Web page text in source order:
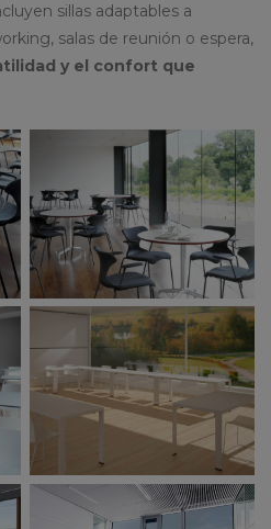
sillas adaptables a
salas de reunión o espera,
y el confort que